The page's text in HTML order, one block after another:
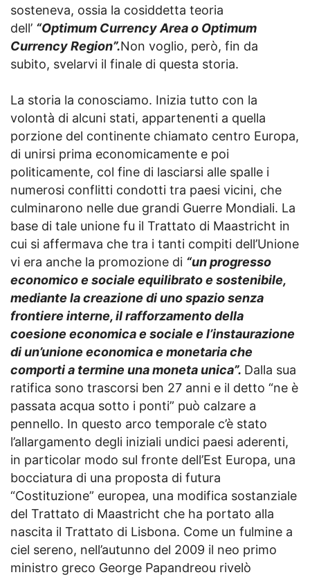
sosteneva, ossia la cosiddetta teoria
dell’ “Optimum Currency Area o Optimum
Currency Region”.Non voglio, però, fin da
subito, svelarvi il finale di questa storia.
La storia la conosciamo. Inizia tutto con la
volontà di alcuni stati, appartenenti a quella
porzione del continente chiamato centro Europa,
di unirsi prima economicamente e poi
politicamente, col fine di lasciarsi alle spalle i
numerosi conflitti condotti tra paesi vicini, che
culminarono nelle due grandi Guerre Mondiali. La
base di tale unione fu il Trattato di Maastricht in
cui si affermava che tra i tanti compiti dell’Unione
vi era anche la promozione di “un progresso
economico e sociale equilibrato e sostenibile,
mediante la creazione di uno spazio senza
frontiere interne, il rafforzamento della
coesione economica e sociale e l’instaurazione
di un’unione economica e monetaria che
comporti a termine una moneta unica”. Dalla sua
ratifica sono trascorsi ben 27 anni e il detto “ne è
passata acqua sotto i ponti” può calzare a
pennello. In questo arco temporale c’è stato
l’allargamento degli iniziali undici paesi aderenti,
in particolar modo sul fronte dell’Est Europa, una
bocciatura di una proposta di futura
“Costituzione” europea, una modifica sostanziale
del Trattato di Maastricht che ha portato alla
nascita il Trattato di Lisbona. Come un fulmine a
ciel sereno, nell’autunno del 2009 il neo primo
ministro greco George Papandreou rivelò